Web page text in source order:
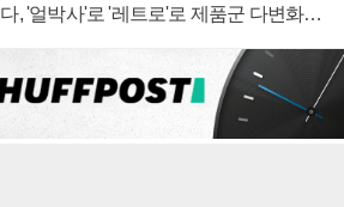
다, '얼박사'로 '레트로'로 제품군 다변화